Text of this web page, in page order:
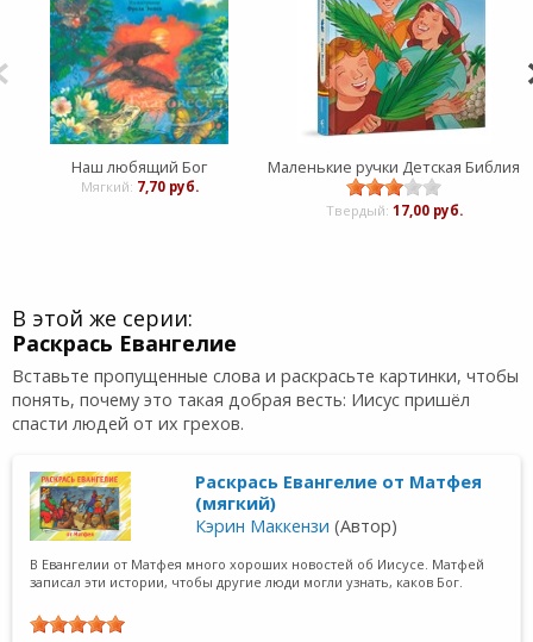
Наш любящий Бог
Мягкий: 7,70 руб.
Маленькие ручки Детская Библия
Твердый: 17,00 руб.
В этой же серии:
Раскрась Евангелие
Вставьте пропущенные слова и раскрасьте картинки, чтобы
понять, почему это такая добрая весть: Иисус пришёл
спасти людей от их грехов.
Раскрась Евангелие от Матфея
(мягкий)
Кэрин Маккензи (Автор)
В Евангелии от Матфея много хороших новостей об Иисусе. Матфей
записал эти истории, чтобы другие люди могли узнать, каков Бог.